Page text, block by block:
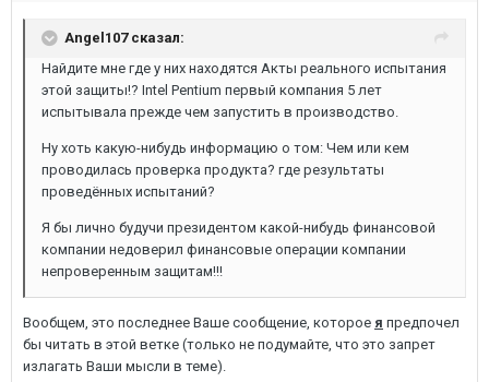
Angel107 сказал:
Найдите мне где у них находятся Акты реального испытания
этой защиты!? Intel Pentium первый компания 5 лет
испытывала прежде чем запустить в производство.
Ну хоть какую-нибудь информацию о том: Чем или кем
проводилась проверка продукта? где результаты
проведённых испытаний?
Я бы лично будучи президентом какой-нибудь финансовой
компании недоверил финансовые операции компании
непроверенным защитам!!!
Вообщем, это последнее Ваше сообщение, которое я предпочел
бы читать в этой ветке (только не подумайте, что это запрет
излагать Ваши мысли в теме).